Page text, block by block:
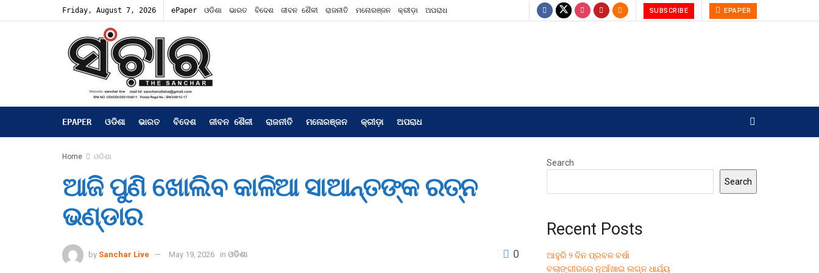
Friday, August 7, 2026 ePaper ଓଡିଶା ଭାରତ ବିଦେଶ ଜୀବନ ଶୈଳୀ ରାଜନୀତି ମନୋରଞ୍ଜନ କ୍ରୀଡ଼ା ଅପରାଧ SUBSCRIBE EPAPER
EPAPER ଓଡିଶା ଭାରତ ବିଦେଶ ଜୀବନ ଶୈଳୀ ରାଜନୀତି ମନୋରଞ୍ଜନ କ୍ରୀଡ଼ା ଅପରାଧ
Home ଓଡିଶା
ଆଜି ପୁଣି ଖୋଲିବ କାଳିଆ ସାଆନ୍ତଙ୍କ ରତ୍ନ
ଭଣ୍ଡାର
by Sanchar Live May 19, 2026 in ଓଡିଶା 0
Search
Search
Recent Posts
ଆହୁରି ୨ ଦିନ ପ୍ରବଳ ବର୍ଷା
ବଲାଙ୍ଗୀରରେ ନୂଆଁଖାଇ ଲଗ୍ନ ଧାର୍ଯ୍ୟ